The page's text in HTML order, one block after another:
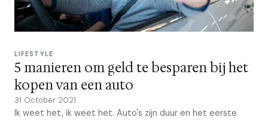
LIFESTYLE
5 manieren om geld te besparen bij het
kopen van een auto
31 October 2021
Ik weet het, ik weet het. Auto's zijn duur en het eerste